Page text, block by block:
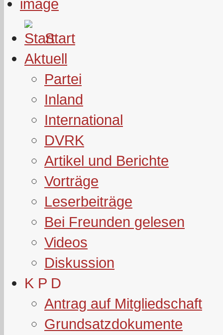
Start
Aktuell
Partei
Inland
International
DVRK
Artikel und Berichte
Vorträge
Leserbeiträge
Bei Freunden gelesen
Videos
Diskussion
K P D
Antrag auf Mitgliedschaft
Grundsatzdokumente